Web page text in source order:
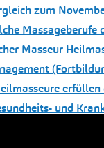
zum
Masseur
und